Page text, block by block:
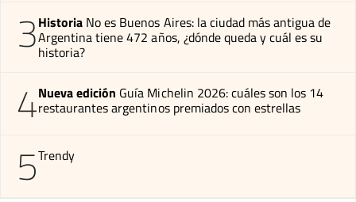
3Historia No es Buenos Aires: la ciudad más antigua de
Argentina tiene 472 años, ¿dónde queda y cuál es su
historia?
4Nueva edición Guía Michelin 2026: cuáles son los 14
restaurantes argentinos premiados con estrellas
5Trendy